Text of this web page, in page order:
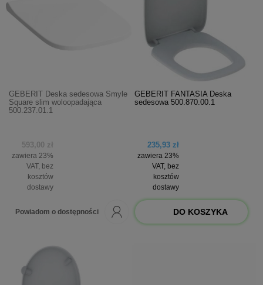
GEBERIT Deska sedesowa Smyle
Square slim woloopadająca
500.237.01.1
593,00 zł
zawiera 23%
VAT, bez
kosztów
dostawy
Powiadom o dostępności
GEBERIT FANTASIA Deska
sedesowa 500.870.00.1
235,93 zł
zawiera 23%
VAT, bez
kosztów
dostawy
DO KOSZYKA